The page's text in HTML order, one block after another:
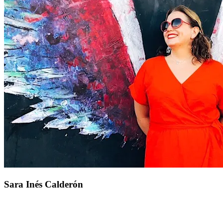
Sara Inés Calderón